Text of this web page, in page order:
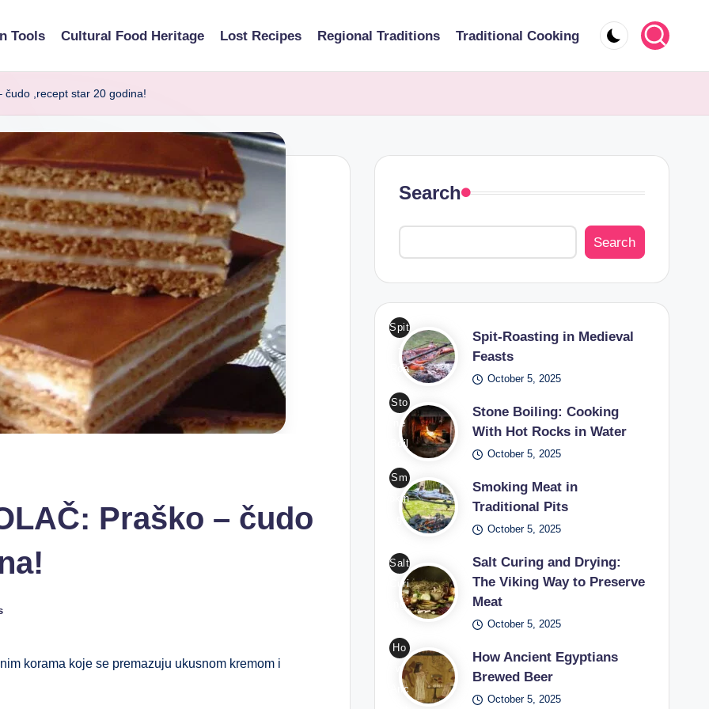
Tools Cultural Food Heritage Lost Recipes Regional Traditions Traditional Cooking
čudo ,recept star 20 godina!
Praško – čudo
korama koje se premazuju ukusnom kremom i
Search
Search
Spit
Roa
g in
Me
diev
al
Fea
sts
Pho
to:
Fre
Spit-Roasting in Medieval
Feasts
October 5, 2025
Sto
ne
Boil
Coo
king
Wit
Hot
Roc
ks
Wat
er /
Pho
Stone Boiling: Cooking
With Hot Rocks in Water
October 5, 2025
Sm
okin
at
Tra
onal
Pits
Smoking Meat in
Traditional Pits
October 5, 2025
Salt
Curi
ng
Dryi
ng
The
Salt Curing and Drying:
The Viking Way to Preserve
Meat
October 5, 2025
Ho
w
Anc
How Ancient Egyptians
Brewed Beer
October 5, 2025